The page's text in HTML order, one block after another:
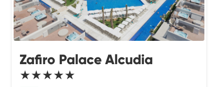
Zafiro Palace Alcudia
★★★★★